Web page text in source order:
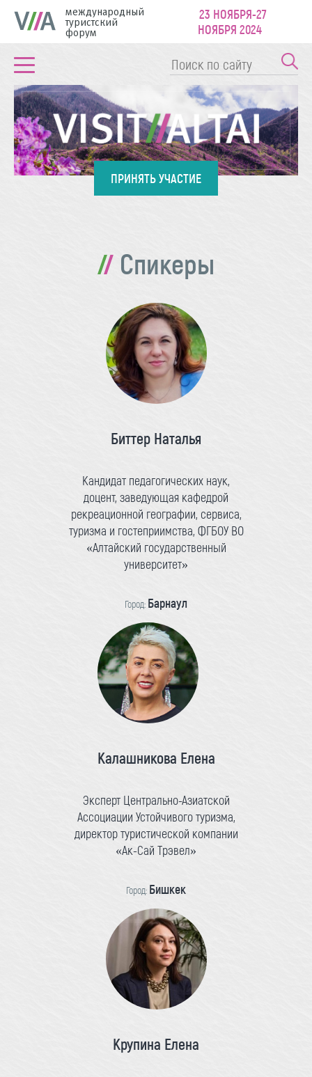
международный
туристский
форум
23 НОЯБРЯ-27
НОЯБРЯ 2024
ПРИНЯТЬ УЧАСТИЕ
Спикеры
Биттер Наталья
Кандидат педагогических наук,
доцент, заведующая кафедрой
рекреационной географии, сервиса,
туризма и гостеприимства, ФГБОУ ВО
«Алтайский государственный
университет»
Город: Барнаул
Калашникова Елена
Эксперт Центрально-Азиатской
Ассоциации Устойчивого туризма,
директор туристической компании
«Ак-Сай Трэвел»
Город: Бишкек
Крупина Елена